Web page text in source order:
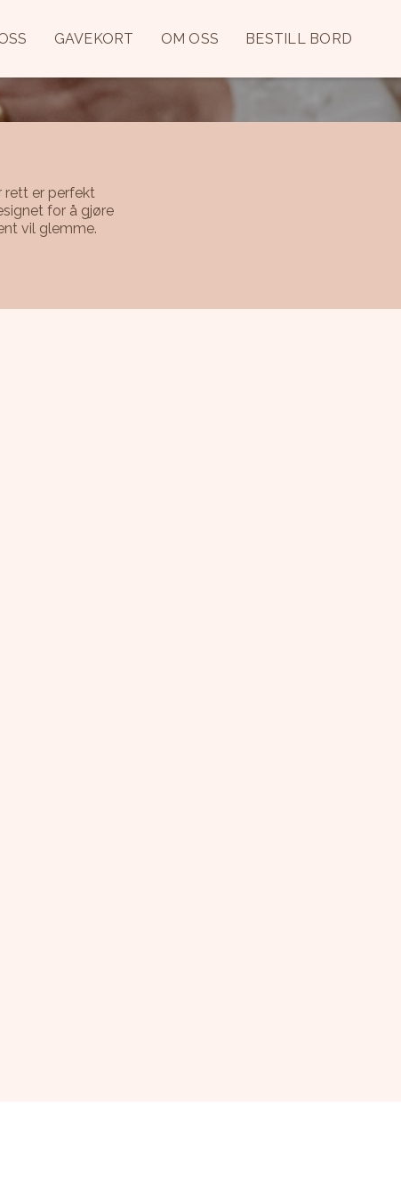
GAVEKORT OM OSS BESTILL BORD
rett er perfekt
for å gjøre
vil glemme.